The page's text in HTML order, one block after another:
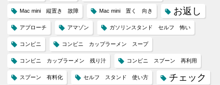
Mac mini 縦置き 故障 Mac mini 置く 向き お返し
アプローチ アマゾン ガソリンスタンド セルフ 怖い
コンビニ コンビニ カップラーメン スープ
コンビニ カップラーメン 残り汁 コンビニ スプーン 再利用
スプーン 有料化 セルフ スタンド 使い方
チェック